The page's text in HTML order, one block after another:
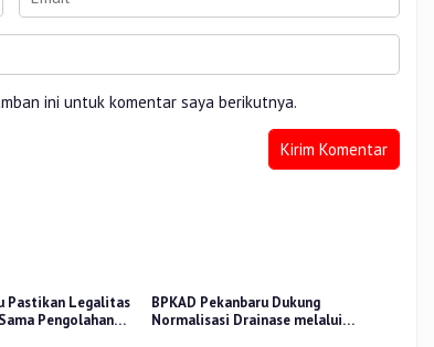
ini untuk komentar saya berikutnya.
Pastikan Legalitas
Pengolahan
BPKAD Pekanbaru Dukung
Normalisasi Drainase melalui